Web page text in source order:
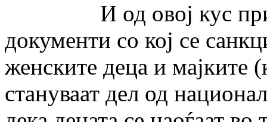
И од овој кус
документи со кој се
женските деца и мајките
стануваат дел од